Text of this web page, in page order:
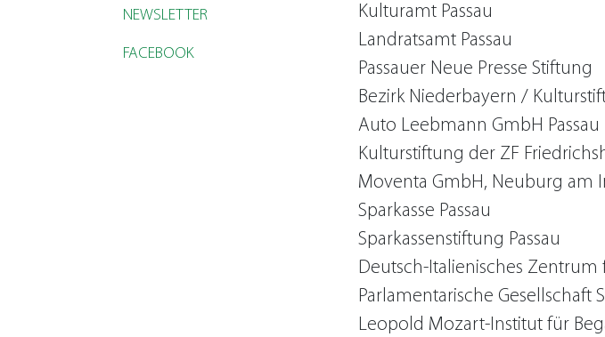
NEWSLETTER
FACEBOOK
Kulturamt Passau
Landratsamt Passau
Passauer Neue Presse Stiftung
Bezirk Niederbayern /
Auto Leebmann GmbH Passau
Kulturstiftung der ZF
Moventa GmbH, Neuburg am
Sparkasse Passau
Sparkassenstiftung Passau
Deutsch-Italienisches Zentrum
Parlamentarische Gesellschaft
Leopold Mozart-Institut für